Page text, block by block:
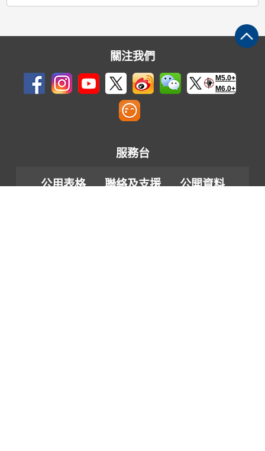
關注我們
M5.0+
M6.0+
服務台
公用表格 聯絡及支援
公開資料